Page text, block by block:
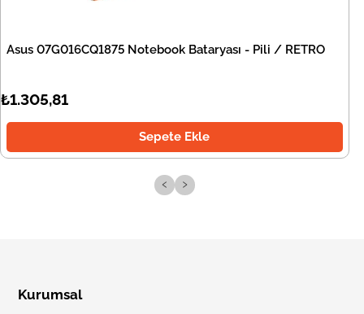
Asus 07G016CQ1875 Notebook Bataryası - Pili / RETRO
₺1.305,81
Sepete Ekle
‹ ›
Kurumsal